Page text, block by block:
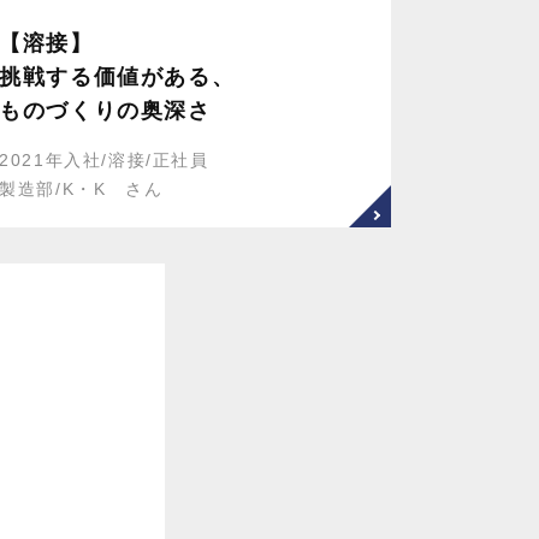
【溶接】
挑戦する価値がある、
ものづくりの奥深さ
2021年入社/溶接/正社員
製造部/K・K さん